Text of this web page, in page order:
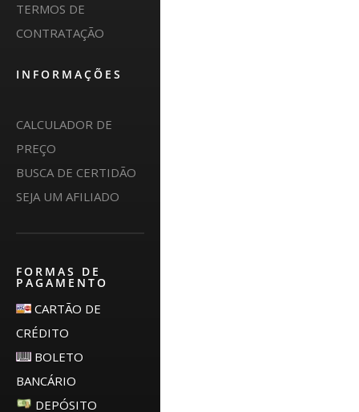
TERMOS DE
CONTRATAÇÃO
INFORMAÇÕES
CALCULADOR DE
PREÇO
BUSCA DE CERTIDÃO
SEJA UM AFILIADO
FORMAS DE
PAGAMENTO
CARTÃO DE
CRÉDITO
BOLETO
BANCÁRIO
DEPÓSITO